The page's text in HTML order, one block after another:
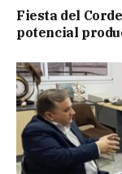
Fiesta del
potencial